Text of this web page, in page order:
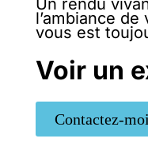
l’ambiance
vous est
Voir un
Contactez-moi